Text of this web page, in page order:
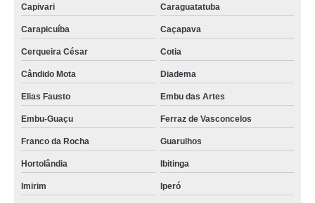
Capivari Caraguatatuba
Carapicuíba Caçapava
Cerqueira César Cotia
Cândido Mota Diadema
Elias Fausto Embu das Artes
Embu-Guaçu Ferraz de Vasconcelos
Franco da Rocha Guarulhos
Hortolândia Ibitinga
Imirim Iperó